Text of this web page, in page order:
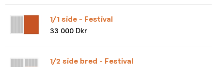
1/1 side - Festival
33 000 Dkr
1/2 side bred - Festival